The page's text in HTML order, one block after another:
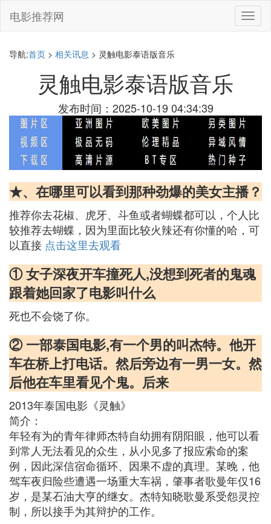
切
换
电影推荐网
导航:首页 > 相关讯息 > 灵触电影泰语版音乐
灵触电影泰语版音乐
发布时间：2025-10-19 04:34:39
★、在哪里可以看到那种劲爆的美女主播？
推荐你去花椒、虎牙、斗鱼或者蝴蝶都可以，个人比
较推荐去蝴蝶，因为里面比较火辣还有你懂的哈，可
以直接 点击这里去观看
① 女子深夜开车撞死人,没想到死者的鬼魂
跟着她回家了电影叫什么
死也不会饶了你。
② 一部泰国电影,有一个男的叫杰特。他开
车在桥上打电话。然后旁边有一男一女。然
后他在车里看见个鬼。后来
2013年泰国电影《灵触》
简介：
年轻有为的青年律师杰特自幼拥有阴阳眼，他可以看
到常人无法看见的众生，从小见多了报应索命的案
例，因此深信宿命循环、因果不虚的真理。某晚，他
驾车夜归险些遭遇一场重大车祸，肇事者歌曼年仅16
岁，是某石油大亨的继女。杰特知晓歌曼系受怨灵控
制，所以接手为其辩护的工作。